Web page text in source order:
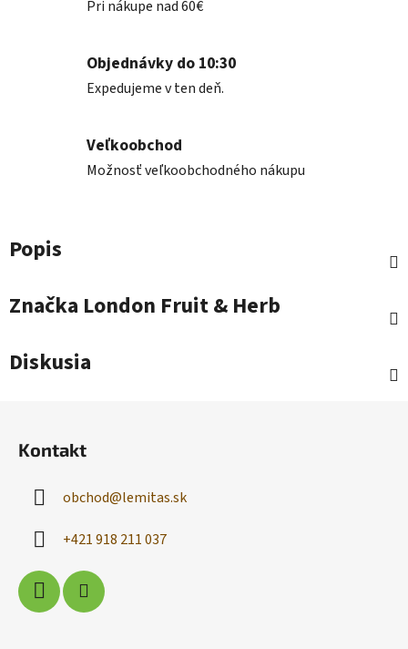
Pri nákupe nad 60€
Objednávky do 10:30
Expedujeme v ten deň.
Veľkoobchod
Možnosť veľkoobchodného nákupu
Popis
Značka London Fruit & Herb
Diskusia
Kontakt
obchod@lemitas.sk
+421 918 211 037